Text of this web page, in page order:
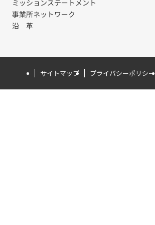
ミッションステートメント
事業所ネットワーク
沿 革
サイトマップ プライバシーポリシー